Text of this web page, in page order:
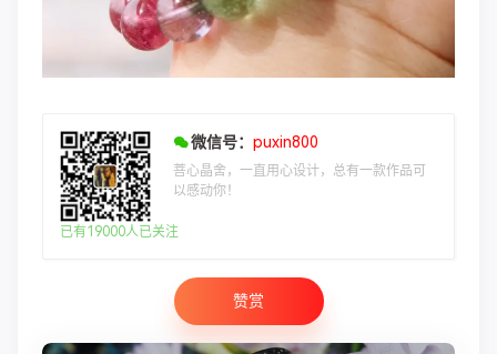
微信号： puxin800
菩心晶舍，一直用心设计，总有一款作品可
以感动你！
已有19000人已关注
赞赏